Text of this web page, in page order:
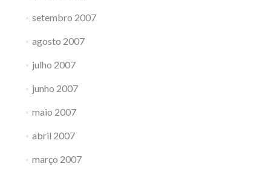
setembro 2007
agosto 2007
julho 2007
junho 2007
maio 2007
abril 2007
março 2007